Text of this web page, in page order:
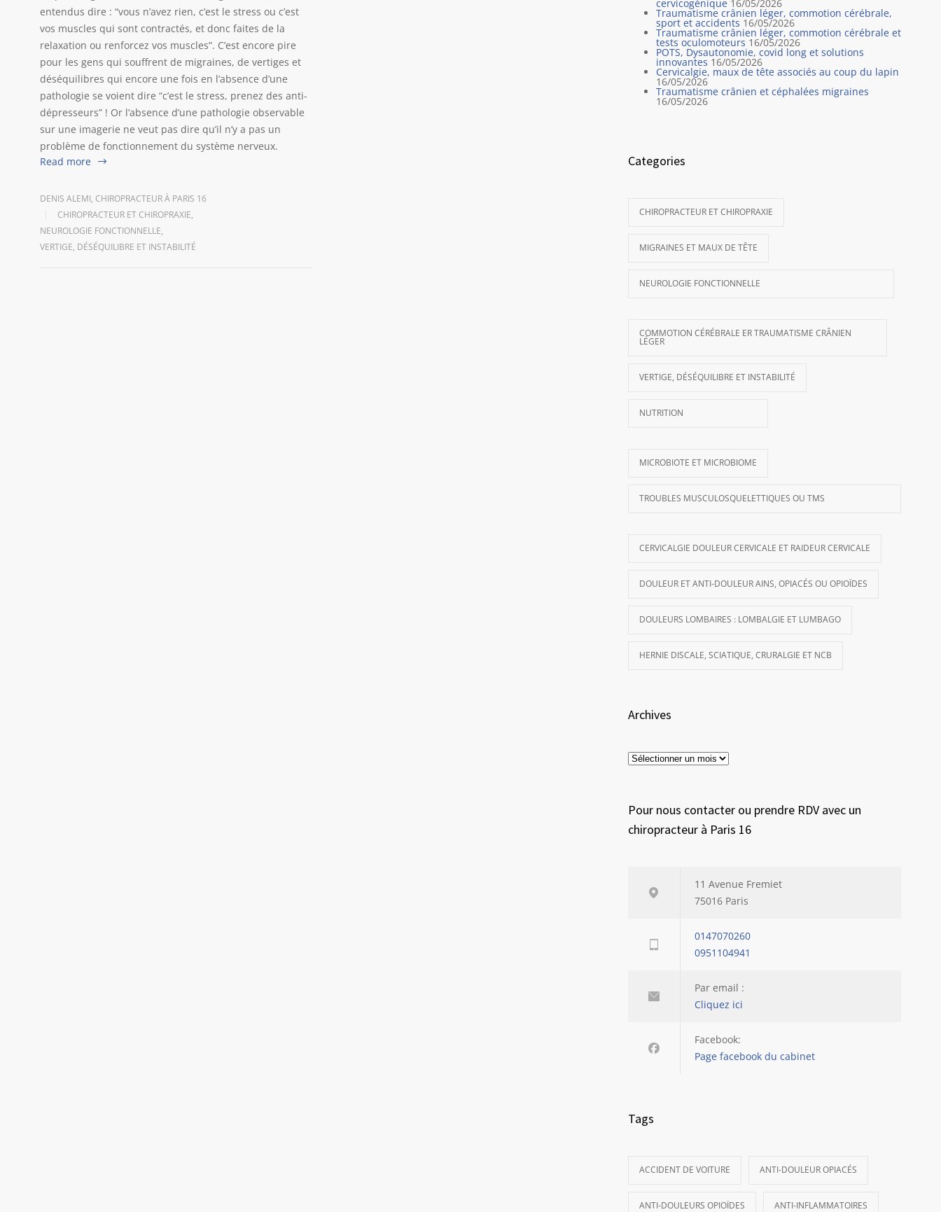
entendus dire : “vous n’avez rien, c’est le stress ou c’est
vos muscles qui sont contractés, et donc faites de la
relaxation ou renforcez vos muscles”. C’est encore pire
pour les gens qui souffrent de migraines, de vertiges et
déséquilibres qui encore une fois en l’absence d’une
pathologie se voient dire “c’est le stress, prenez des anti-
dépresseurs” ! Or l’absence d’une pathologie observable
sur une imagerie ne veut pas dire qu’il n’y a pas un
problème de fonctionnement du système nerveux.
Read more
DENIS ALEMI, CHIROPRACTEUR À PARIS 16
CHIROPRACTEUR ET CHIROPRAXIE,
NEUROLOGIE FONCTIONNELLE,
VERTIGE, DÉSÉQUILIBRE ET INSTABILITÉ
cervicogénique 16/05/2026
Traumatisme crânien léger, commotion cérébrale,
sport et accidents 16/05/2026
Traumatisme crânien léger, commotion cérébrale et
tests oculomoteurs 16/05/2026
POTS, Dysautonomie, covid long et solutions
innovantes 16/05/2026
Cervicalgie, maux de tête associés au coup du lapin
16/05/2026
Traumatisme crânien et céphalées migraines
16/05/2026
Categories
CHIROPRACTEUR ET CHIROPRAXIE
MIGRAINES ET MAUX DE TÊTE
NEUROLOGIE FONCTIONNELLE
COMMOTION CÉRÉBRALE ER TRAUMATISME CRÂNIEN
LÉGER
VERTIGE, DÉSÉQUILIBRE ET INSTABILITÉ
NUTRITION
MICROBIOTE ET MICROBIOME
TROUBLES MUSCULOSQUELETTIQUES OU TMS
CERVICALGIE DOULEUR CERVICALE ET RAIDEUR CERVICALE
DOULEUR ET ANTI-DOULEUR AINS, OPIACÉS OU OPIOÏDES
DOULEURS LOMBAIRES : LOMBALGIE ET LUMBAGO
HERNIE DISCALE, SCIATIQUE, CRURALGIE ET NCB
Archives
Pour nous contacter ou prendre RDV avec un
chiropracteur à Paris 16
11 Avenue Fremiet
75016 Paris
0147070260
0951104941
Par email :
Cliquez ici
Facebook:
Page facebook du cabinet
Tags
ACCIDENT DE VOITURE ANTI-DOULEUR OPIACÉS
ANTI-DOULEURS OPIOÏDES ANTI-INFLAMMATOIRES